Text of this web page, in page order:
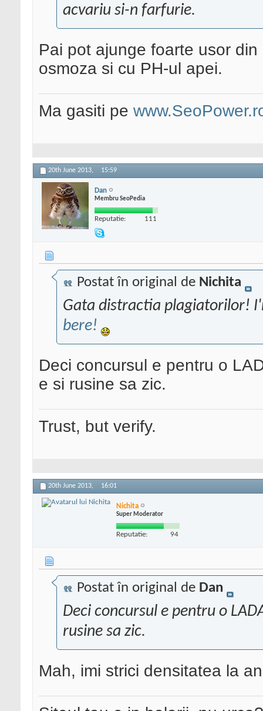
acvariu si-n farfurie.
Pai pot ajunge foarte usor
osmoza si cu PH-ul apei.
Ma gasiti pe
20th June 2013, 15:59
Dan
Membru SeoPedia
Reputatie: 111
Postat în original de Nichita
Gata distractia plagiatorilor!
bere!
Deci concursul e pentru o
e si rusine sa zic.
Trust, but verify.
20th June 2013, 16:01
Nichita
Super Moderator
Reputatie: 94
Postat în original de Dan
Deci concursul e pentru o
rusine sa zic.
Mah, imi strici densitatea la